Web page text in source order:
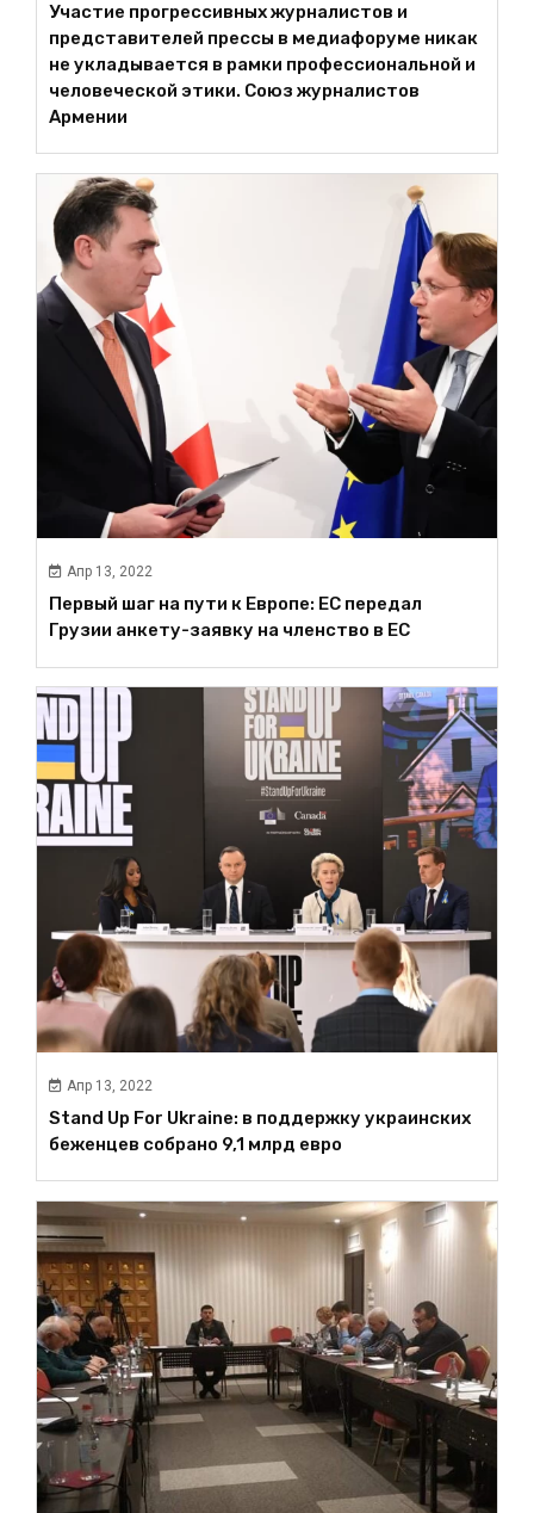
Участие прогрессивных журналистов и
представителей прессы в медиафорумe никак
не укладывается в рамки профессиональной и
человеческой этики. Союз журналистов
Армении
Апр 13, 2022
Первый шаг на пути к Европе: ЕС передал
Грузии анкету-заявку на членство в ЕС
Апр 13, 2022
Stand Up For Ukraine: в поддержку украинских
беженцев собрано 9,1 млрд евро